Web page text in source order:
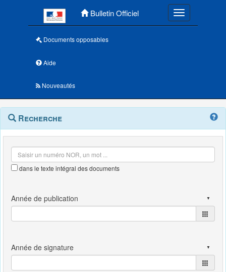
Bulletin Officiel Toggle
Documents opposables
Aide
Nouveautés
Navigation
outils
Menu
contextuel
Recherche
dans le texte intégral des documents